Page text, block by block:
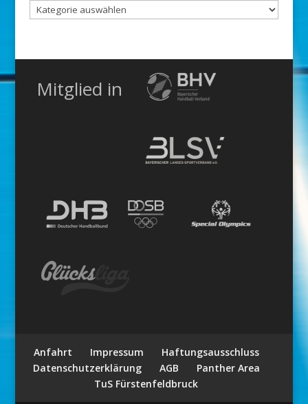
Nach
Kategorie
Mitglied in
Anfahrt Impressum
Haftungsausschluss
Datenschutzerklärung
AGB
Panther Area
TuS Fürstenfeldbruck